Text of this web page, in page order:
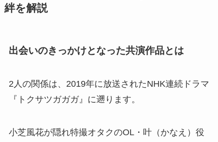
絆を解説
出会いのきっかけとなった共演作品とは
2人の関係は、2019年に放送されたNHK連続ドラマ
『トクサツガガガ』に遡ります。
小芝風花が隠れ特撮オタクのOL・叶（かなえ）役